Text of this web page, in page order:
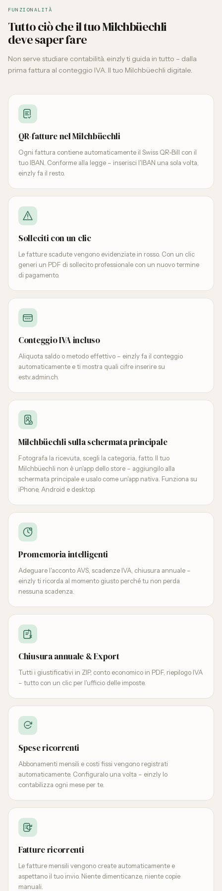
FUNZIONALITÀ
Tutto ciò che il tuo Milchbüechli
deve saper fare
Non serve studiare contabilità. einzly ti guida in tutto – dalla
prima fattura al conteggio IVA. Il tuo Milchbüechli digitale.
QR-fatture nel Milchbüechli
Ogni fattura contiene automaticamente il Swiss QR-Bill con il
tuo IBAN. Conforme alla legge – inserisci l'IBAN una sola volta,
einzly fa il resto.
Solleciti con un clic
Le fatture scadute vengono evidenziate in rosso. Con un clic
generi un PDF di sollecito professionale con un nuovo termine
di pagamento.
Conteggio IVA incluso
Aliquota saldo o metodo effettivo – einzly fa il conteggio
automaticamente e ti mostra quali cifre inserire su
estv.admin.ch.
Milchbüechli sulla schermata principale
Fotografa la ricevuta, scegli la categoria, fatto. Il tuo
Milchbüechli non è un'app dello store – aggiungilo alla
schermata principale e usalo come un'app nativa. Funziona su
iPhone, Android e desktop.
Promemoria intelligenti
Adeguare l'acconto AVS, scadenze IVA, chiusura annuale –
einzly ti ricorda al momento giusto perché tu non perda
nessuna scadenza.
Chiusura annuale & Export
Tutti i giustificativi in ZIP, conto economico in PDF, riepilogo IVA
– tutto con un clic per l'ufficio delle imposte.
Spese ricorrenti
Abbonamenti mensili e costi fissi vengono registrati
automaticamente. Configuralo una volta – einzly lo
contabilizza ogni mese per te.
Fatture ricorrenti
Le fatture mensili vengono create automaticamente e
aspettano il tuo invio. Niente dimenticanze, niente copie
manuali.